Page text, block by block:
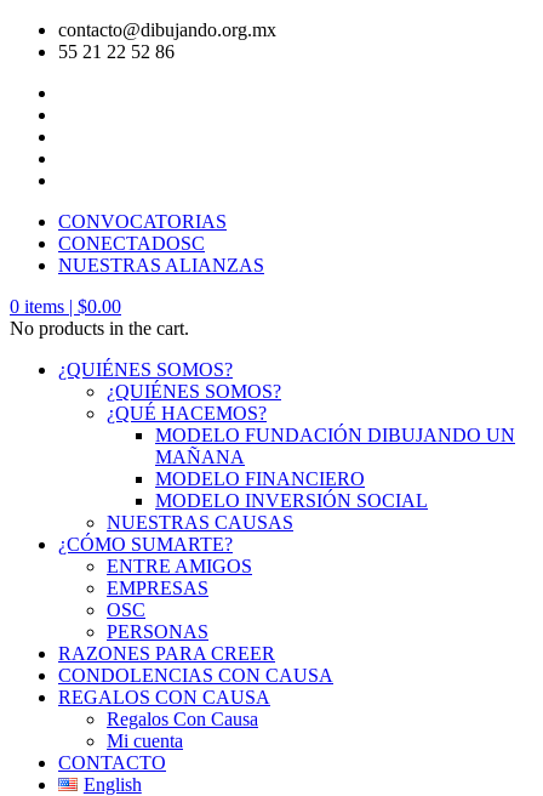
contacto@dibujando.org.mx
55 21 22 52 86
CONVOCATORIAS
CONECTADOSC
NUESTRAS ALIANZAS
0 items | $0.00
No products in the cart.
¿QUIÉNES SOMOS?
¿QUIÉNES SOMOS?
¿QUÉ HACEMOS?
MODELO FUNDACIÓN DIBUJANDO UN
MAÑANA
MODELO FINANCIERO
MODELO INVERSIÓN SOCIAL
NUESTRAS CAUSAS
¿CÓMO SUMARTE?
ENTRE AMIGOS
EMPRESAS
OSC
PERSONAS
RAZONES PARA CREER
CONDOLENCIAS CON CAUSA
REGALOS CON CAUSA
Regalos Con Causa
Mi cuenta
CONTACTO
English